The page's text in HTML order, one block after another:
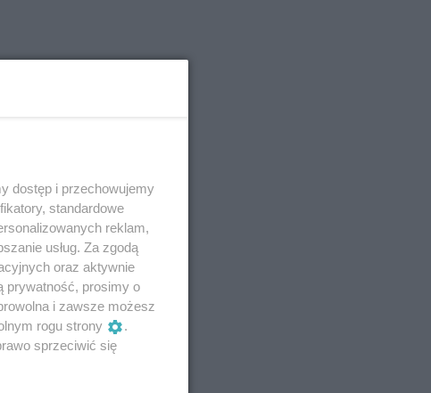
dostęp i przechowujemy
standardowe
reklam,
usług. Za zgodą
oraz aktywnie
prywatność, prosimy o
i zawsze możesz
rogu strony
.
sprzeciwić się